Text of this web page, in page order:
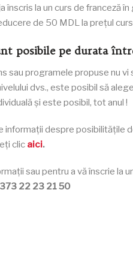
înscris la un curs de franceză
de 50 MDL la prețul
posibile pe durata
sau programele propuse nu
dvs., este posibil să
și este posibil, tot anul !
informații despre posibilitățile
clic aici.
sau pentru a vă înscrie la
22 23 21 50